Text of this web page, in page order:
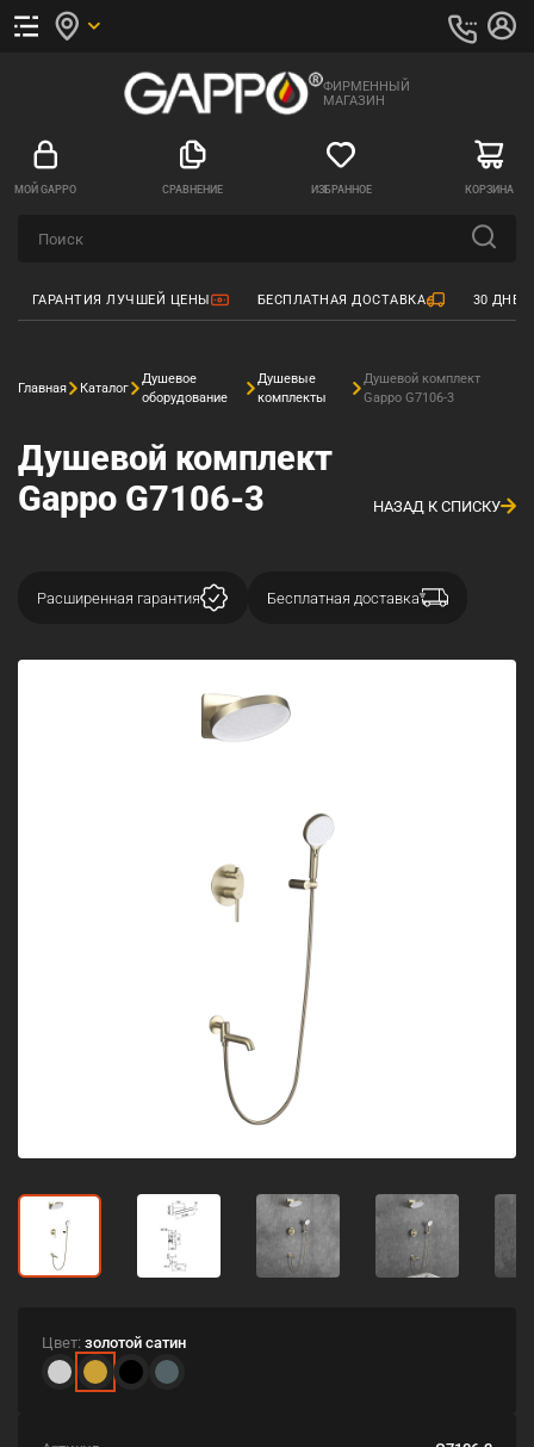
ФИРМЕННЫЙ
МАГАЗИН
МОЙ GAPPO СРАВНЕНИЕ ИЗБРАННОЕ КОРЗИНА
ГАРАНТИЯ ЛУЧШЕЙ ЦЕНЫ БЕСПЛАТНАЯ ДОСТАВКА 30
Главная Каталог
Душевое
оборудование
Душевые
комплекты
Душевой комплект
Gappo G7106-3
Душевой комплект
Gappo G7106-3
НАЗАД К СПИСКУ
Расширенная гарантия Бесплатная доставка
Цвет: золотой сатин